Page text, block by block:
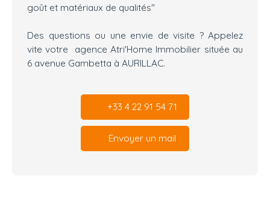
goût et matériaux de qualités"
Des questions ou une envie de visite ? Appelez
vite votre agence Atri'Home Immobilier située au
6 avenue Gambetta à AURILLAC.
+33 4 22 91 54 71
Envoyer un mail